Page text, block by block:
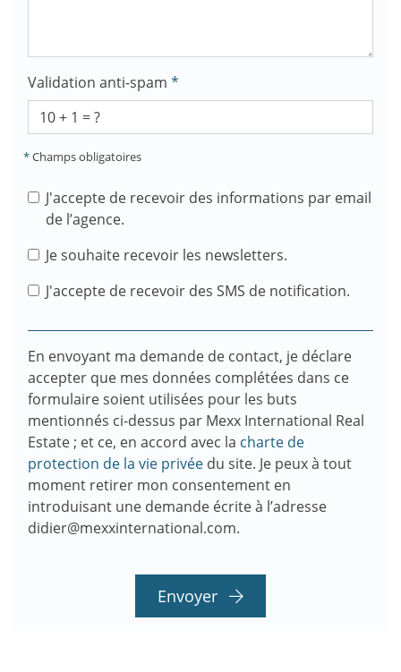
Validation anti-spam *
*Champs obligatoires
J'accepte de recevoir des informations par email
de l’agence.
Je souhaite recevoir les newsletters.
J'accepte de recevoir des SMS de notification.
En envoyant ma demande de contact, je déclare
accepter que mes données complétées dans ce
formulaire soient utilisées pour les buts
mentionnés ci-dessus par Mexx International Real
Estate ; et ce, en accord avec la charte de
protection de la vie privée du site. Je peux à tout
moment retirer mon consentement en
introduisant une demande écrite à l’adresse
didier@mexxinternational.com.
Envoyer